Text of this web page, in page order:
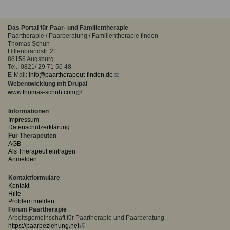
Das Portal für Paar- und Familientherapie
Paartherapie / Paarberatung / Familientherapie finden
Thomas Schuh
Hillenbrandstr. 21
86156 Augsburg
Tel.: 0821/ 29 71 56 48
E-Mail: info@paartherapeut-finden.de (link
Webentwicklung mit Drupal
www.thomas-schuh.com(link
Informationen
Impressum
Datenschutzerklärung
Für Therapeuten
AGB
Als Therapeut eintragen
Anmelden
Kontaktformulare
Kontakt
Hilfe
Problem melden
Forum Paartherapie
Arbeitsgemeinschaft für Paartherapie und Paarberatung
https://paarbeziehung.net(link